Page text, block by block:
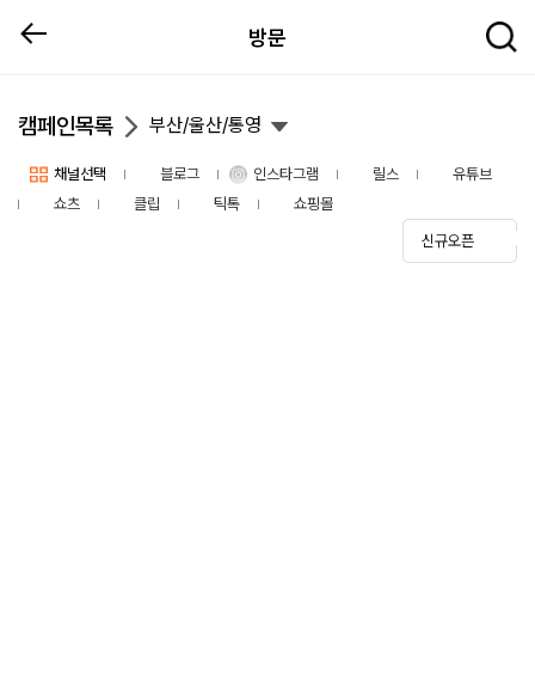
방문
캠페인목록 부산/울산/통영
채널선택 블로그 인스타그램 릴스
유튜브
쇼츠
클립 틱톡 쇼핑몰
신규오픈